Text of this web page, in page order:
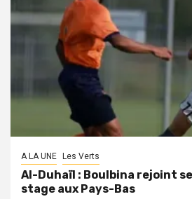
A LA UNE Les Verts
Al-Duhaïl : Boulbina rejoint
stage aux Pays-Bas